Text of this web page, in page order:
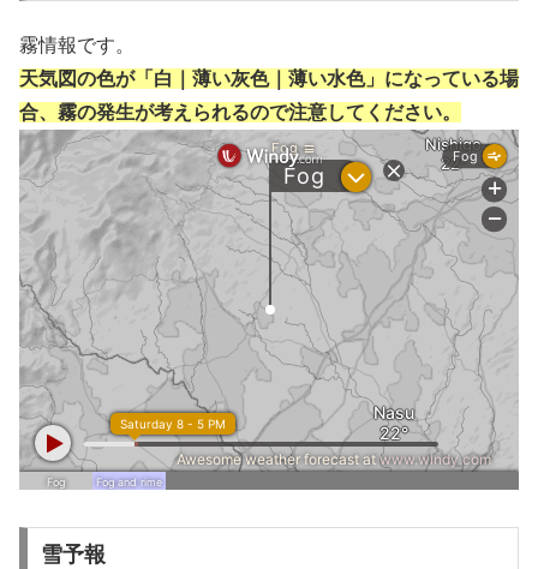
霧情報です。
天気図の色が「白｜薄い灰色｜薄い水色」になっている場
合、霧の発生が考えられるので注意してください。
雪予報